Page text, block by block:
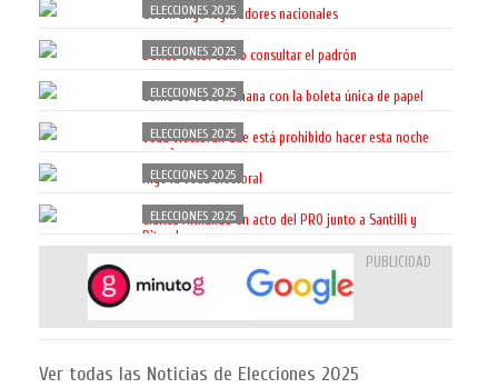
ELECCIONES 2025
Gesell Elige legisladores nacionales
ELECCIONES 2025
Donde voto: Como consultar el padrón
ELECCIONES 2025
Cómo se vota mañana con la boleta única de papel
ELECCIONES 2025
Veda electoral: Que está prohibido hacer esta noche
y mañana
ELECCIONES 2025
Rige la veda electoral
ELECCIONES 2025
Clarisa Armando en acto del PRO junto a Santilli y
Ritondo
PUBLICIDAD
Ver todas las Noticias de Elecciones 2025